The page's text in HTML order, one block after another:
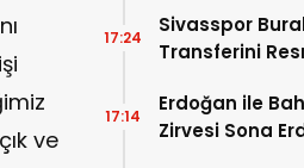
ve
Sivasspor
Transferini
17:24
Erdoğan ile
Zirvesi Sona
17:14